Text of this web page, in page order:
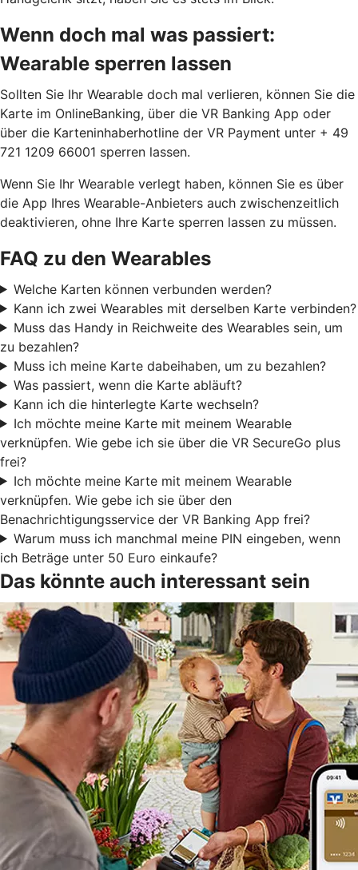
Wenn doch mal was passiert:
Wearable sperren lassen
Sollten Sie Ihr Wearable doch mal verlieren, können Sie die
Karte im OnlineBanking, über die VR Banking App oder
über die Karteninhaberhotline der VR Payment unter + 49
721 1209 66001 sperren lassen.
Wenn Sie Ihr Wearable verlegt haben, können Sie es über
die App Ihres Wearable-Anbieters auch zwischenzeitlich
deaktivieren, ohne Ihre Karte sperren lassen zu müssen.
FAQ zu den Wearables
Welche Karten können verbunden werden?
Kann ich zwei Wearables mit derselben Karte verbinden?
Muss das Handy in Reichweite des Wearables sein, um
zu bezahlen?
Muss ich meine Karte dabeihaben, um zu bezahlen?
Was passiert, wenn die Karte abläuft?
Kann ich die hinterlegte Karte wechseln?
Ich möchte meine Karte mit meinem Wearable
verknüpfen. Wie gebe ich sie über die VR SecureGo plus
frei?
Ich möchte meine Karte mit meinem Wearable
verknüpfen. Wie gebe ich sie über den
Benachrichtigungsservice der VR Banking App frei?
Warum muss ich manchmal meine PIN eingeben, wenn
ich Beträge unter 50 Euro einkaufe?
Das könnte auch interessant sein